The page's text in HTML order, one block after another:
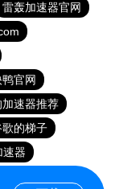
雷轰加速器官网
鸭官网
速器推荐
的梯子
速器